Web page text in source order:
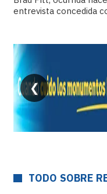
entrevista concedida
❮
TODO SOBRE